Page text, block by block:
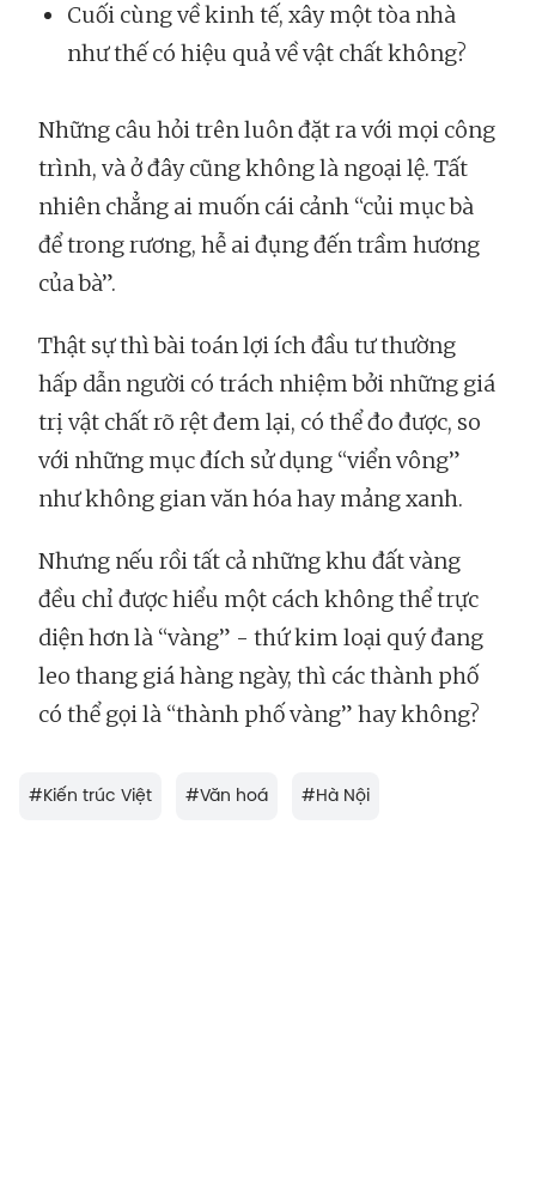
Cuối cùng về kinh tế, xây một tòa nhà
như thế có hiệu quả về vật chất không?
Những câu hỏi trên luôn đặt ra với mọi công
trình, và ở đây cũng không là ngoại lệ. Tất
nhiên chẳng ai muốn cái cảnh “củi mục bà
để trong rương, hễ ai đụng đến trầm hương
của bà”.
Thật sự thì bài toán lợi ích đầu tư thường
hấp dẫn người có trách nhiệm bởi những giá
trị vật chất rõ rệt đem lại, có thể đo được, so
với những mục đích sử dụng “viển vông”
như không gian văn hóa hay mảng xanh.
Nhưng nếu rồi tất cả những khu đất vàng
đều chỉ được hiểu một cách không thể trực
diện hơn là “vàng” - thứ kim loại quý đang
leo thang giá hàng ngày, thì các thành phố
có thể gọi là “thành phố vàng” hay không?
#Kiến trúc Việt #Văn hoá #Hà Nội